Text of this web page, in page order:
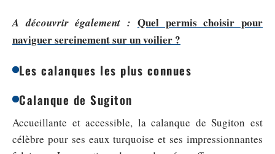
A découvrir également : Quel permis choisir pour
naviguer sereinement sur un voilier ?
Les calanques les plus connues
Calanque de Sugiton
Accueillante et accessible, la calanque de Sugiton est
célèbre pour ses eaux turquoise et ses impressionnantes